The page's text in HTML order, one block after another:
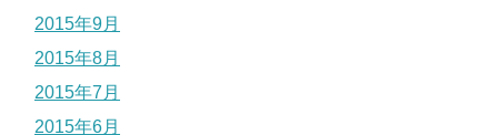
2015年9月
2015年8月
2015年7月
2015年6月